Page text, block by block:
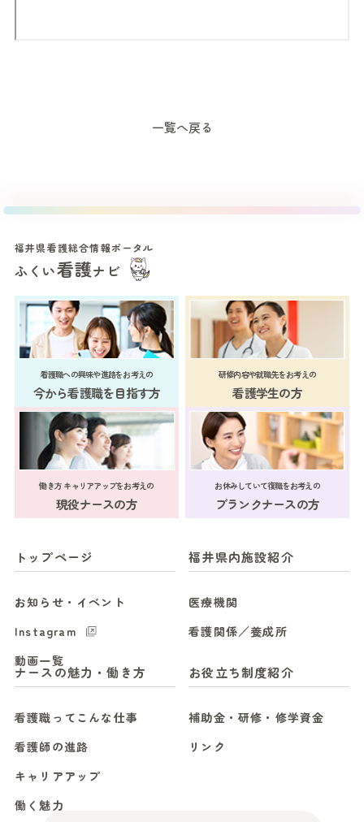
一覧へ戻る
福井県看護総合情報ポータル
ふくい看護ナビ
看護職への興味や進路をお考えの
今から看護職を目指す方
研修内容や就職先をお考えの
看護学生の方
働き方 キャリアアップをお考えの
現役ナースの方
お休みしていて復職をお考えの
ブランクナースの方
トップページ
お知らせ・イベント
Instagram
動画一覧
福井県内施設紹介
医療機関
看護関係／養成所
ナースの魅力・働き方
看護職ってこんな仕事
看護師の進路
キャリアアップ
働く魅力
お役立ち制度紹介
補助金・研修・修学資金
リンク